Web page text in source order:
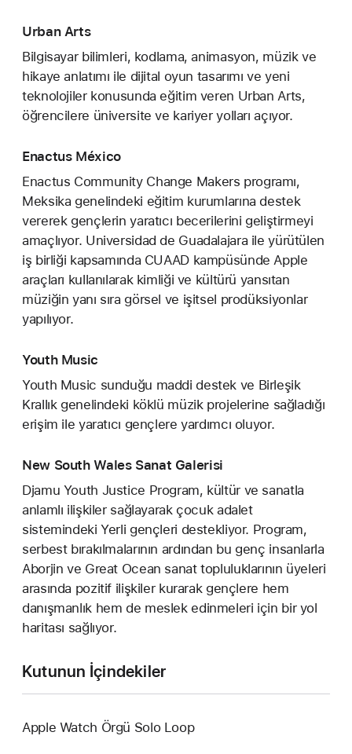
Urban Arts
Bilgisayar bilimleri, kodlama, animasyon, müzik ve
hikaye anlatımı ile dijital oyun tasarımı ve yeni
teknolojiler konusunda eğitim veren Urban Arts,
öğrencilere üniversite ve kariyer yolları açıyor.
Enactus México
Enactus Community Change Makers programı,
Meksika genelindeki eğitim kurumlarına destek
vererek gençlerin yaratıcı becerilerini geliştirmeyi
amaçlıyor. Universidad de Guadalajara ile yürütülen
iş birliği kapsamında CUAAD kampüsünde Apple
araçları kullanılarak kimliği ve kültürü yansıtan
müziğin yanı sıra görsel ve işitsel prodüksiyonlar
yapılıyor.
Youth Music
Youth Music sunduğu maddi destek ve Birleşik
Krallık genelindeki köklü müzik projelerine sağladığı
erişim ile yaratıcı gençlere yardımcı oluyor.
New South Wales Sanat Galerisi
Djamu Youth Justice Program, kültür ve sanatla
anlamlı ilişkiler sağlayarak çocuk adalet
sistemindeki Yerli gençleri destekliyor. Program,
serbest bırakılmalarının ardından bu genç insanlarla
Aborjin ve Great Ocean sanat topluluklarının üyeleri
arasında pozitif ilişkiler kurarak gençlere hem
danışmanlık hem de meslek edinmeleri için bir yol
haritası sağlıyor.
Kutunun İçindekiler
Apple Watch Örgü Solo Loop